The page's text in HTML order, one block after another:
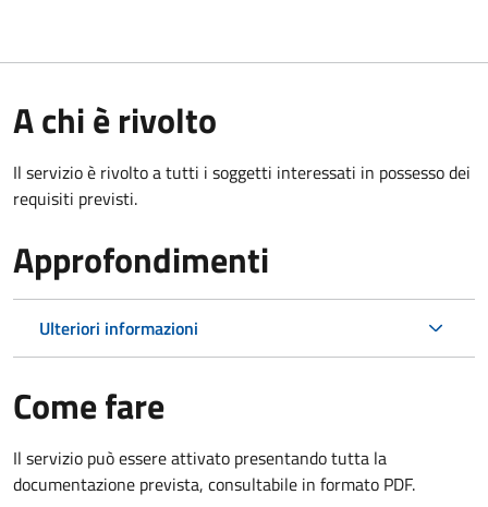
A chi è rivolto
Il servizio è rivolto a tutti i soggetti interessati in possesso dei
requisiti previsti.
Approfondimenti
Ulteriori informazioni
Come fare
Il servizio può essere attivato presentando tutta la
documentazione prevista, consultabile in formato PDF.